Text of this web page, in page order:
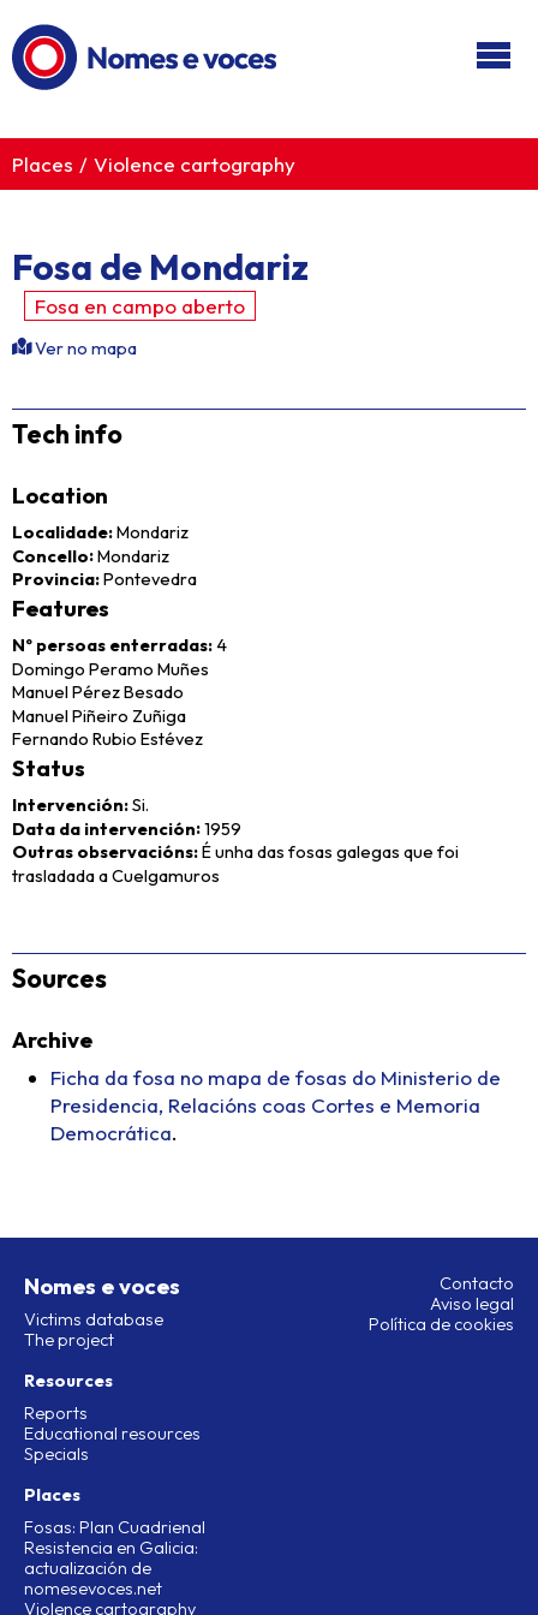
Places Violence cartography
Fosa de Mondariz
Fosa en campo aberto
Ver no mapa
Tech info
Location
Localidade Mondariz
Concello Mondariz
Provincia Pontevedra
Features
Nº persoas enterradas 4
Domingo Peramo Muñes
Manuel Pérez Besado
Manuel Piñeiro Zuñiga
Fernando Rubio Estévez
Status
Intervención Si.
Data da intervención 1959
Outras observacións É unha das fosas galegas que foi
trasladada a Cuelgamuros
Sources
Archive
Ficha da fosa no mapa de fosas do Ministerio de
Presidencia, Relacións coas Cortes e Memoria
Democrática.
Nomes e voces
Victims database
The project
Resources
Reports
Educational resources
Specials
Places
Fosas: Plan Cuadrienal
Resistencia en Galicia:
actualización de
nomesevoces.net
Violence cartography
Contacto
Aviso legal
Política de cookies